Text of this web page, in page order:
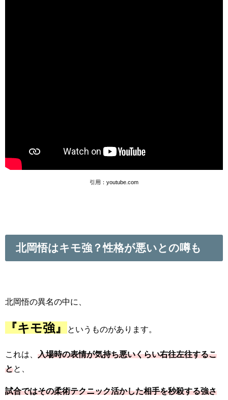
引用：youtube.com
北岡悟はキモ強？性格が悪いとの噂も
北岡悟の異名の中に、
『キモ強』 というものがあります。
これは、 入場時の表情が気持ち悪いくらい右往左往するこ
とと、
試合ではその柔術テクニック活かした相手を秒殺する強さ